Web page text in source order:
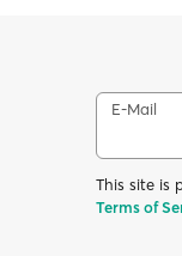
E-Mail
This site is
Terms of